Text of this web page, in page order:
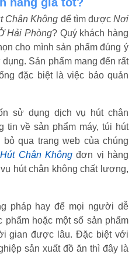
Chân Không để tìm đượcNơi
Hải Phòng? Quý khách hàng
cho mình sản phẩm đúng ý
Sản phẩm mang đến rất
đặc biệt là việc bảo quản
sử dụng dịch vụ hút chân
tin về sản phẩm máy, túi hút
qua trang web của chúng
Chân Khôngđơn vị hàng
hút chân không chất lượng,
pháp hay để mọi người dễ
hoặc một số sản phẩm
gian được lâu. Đặc biệt với
sản xuất đồ ăn thì đây là